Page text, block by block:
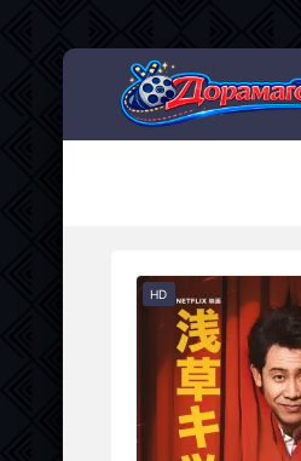
HD
Дорамы 2025